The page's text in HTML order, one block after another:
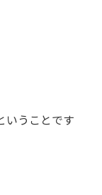
いうことです